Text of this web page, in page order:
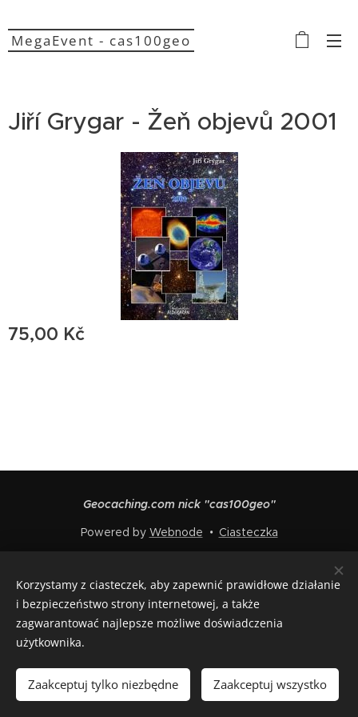
MegaEvent - cas100geo
Jiří Grygar - Žeň objevů 2001
75,00 Kč
Włóż do koszyka
Geocaching.com nick "cas100geo"
Powered by Webnode Ciasteczka
Čeština
English Polski Deutsch Français
Español
Italiano
Korzystamy z ciasteczek, aby zapewnić prawidłowe działanie
i bezpieczeństwo strony internetowej, a także
zagwarantować najlepsze możliwe doświadczenia
użytkownika.
Zaakceptuj tylko niezbędne Zaakceptuj wszystko